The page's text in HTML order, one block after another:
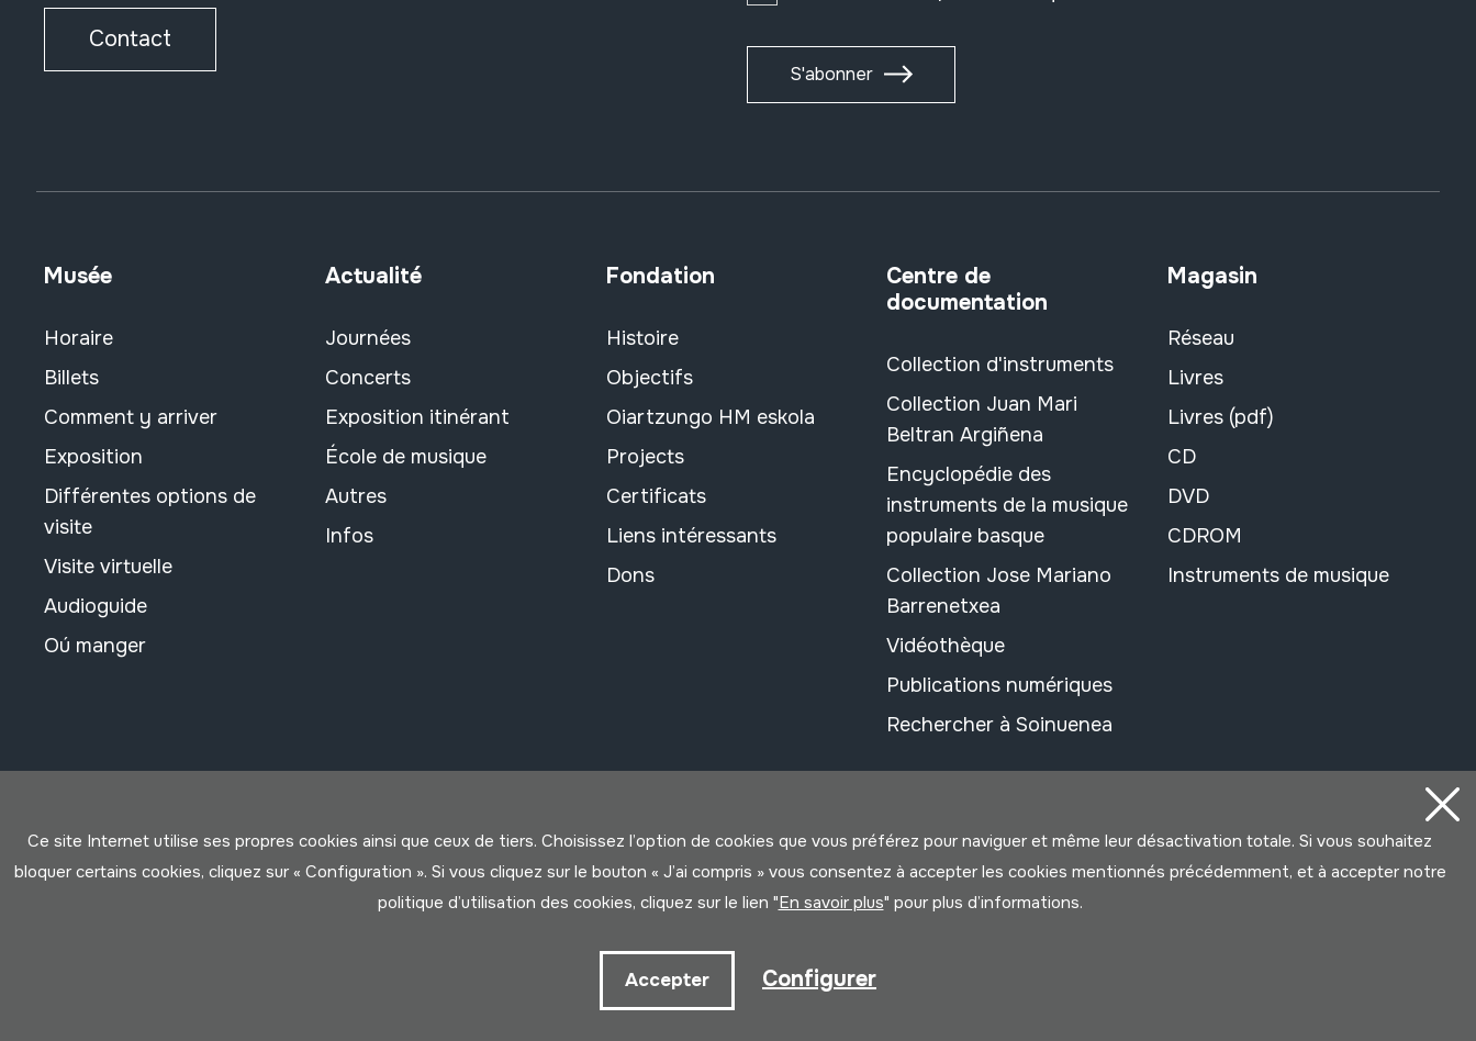
Contact
S'abonner
Musée
Horaire
Billets
Comment y arriver
Exposition
Différentes options de
visite
Visite virtuelle
Audioguide
Oú manger
Actualité
Journées
Concerts
Exposition itinérant
École de musique
Autres
Infos
Fondation
Histoire
Objectifs
Oiartzungo HM eskola
Projects
Certificats
Liens intéressants
Dons
Centre de
documentation
Collection d'instruments
Collection Juan Mari
Beltran Argiñena
Encyclopédie des
instruments de la musique
populaire basque
Collection Jose Mariano
Barrenetxea
Vidéothèque
Publications numériques
Rechercher à Soinuenea
Magasin
Réseau
Livres
Livres (pdf)
CD
DVD
CDROM
Instruments de musique
Ce site Internet utilise ses propres cookies ainsi que ceux de tiers. Choisissez l’option de cookies que vous préférez pour naviguer et même leur désactivation totale. Si vous souhaitez
bloquer certains cookies, cliquez sur « Configuration ». Si vous cliquez sur le bouton « J’ai compris » vous consentez à accepter les cookies mentionnés précédemment, et à accepter notre
politique d’utilisation des cookies, cliquez sur le lien "En savoir plus" pour plus d’informations.
Accepter Configurer